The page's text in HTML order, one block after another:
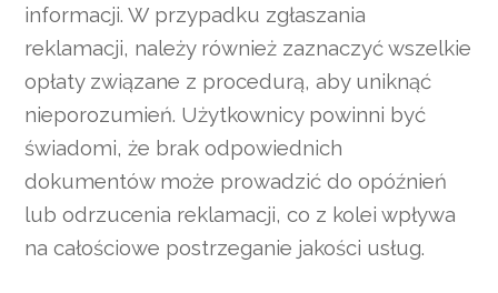
informacji. W przypadku zgłaszania
reklamacji, należy również zaznaczyć wszelkie
opłaty związane z procedurą, aby uniknąć
nieporozumień. Użytkownicy powinni być
świadomi, że brak odpowiednich
dokumentów może prowadzić do opóźnień
lub odrzucenia reklamacji, co z kolei wpływa
na całościowe postrzeganie jakości usług.